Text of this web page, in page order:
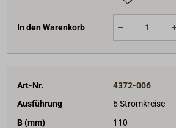
In den Warenkorb
Art-Nr.
4372-006
Ausführung
6 Stromkreise
B (mm)
110